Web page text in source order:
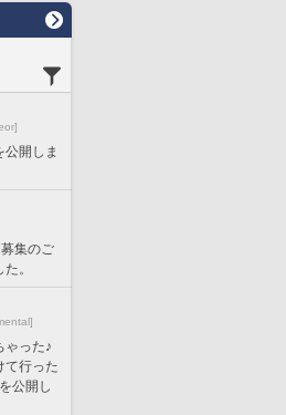
公開しま
集のご
。
ゃった♪
て行った
公開し